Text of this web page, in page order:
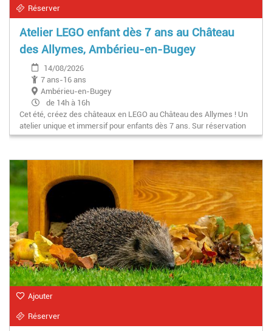
Réserver
Atelier LEGO enfant dès 7 ans au Château
des Allymes, Ambérieu-en-Bugey
14/08/2026
7 ans-16 ans
Ambérieu-en-Bugey
de 14h à 16h
Cet été, créez des châteaux en LEGO au Château des Allymes ! Un
atelier unique et immersif pour enfants dès 7 ans. Sur réservation
Ajouter
Réserver